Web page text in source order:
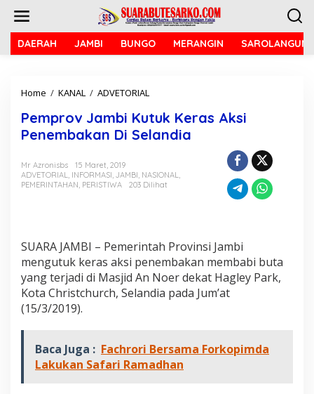
DAERAH JAMBI BUNGO MERANGIN SAROLANGUN
Home / KANAL / ADVETORIAL
m
p
r
J
K
u
t
u
k
a
s
A
Pemprov Jambi Kutuk Keras Aksi
Penembakan Di Selandia
Mr Azronisbs
15 Maret, 2019
ADVETORIAL, INFORMASI, JAMBI, NASIONAL,
PEMERINTAHAN, PERISTIWA 203 Dilihat
SUARA JAMBI – Pemerintah Provinsi Jambi
mengutuk keras aksi penembakan membabi buta
yang terjadi di Masjid An Noer dekat Hagley Park,
Kota Christchurch, Selandia pada Jum’at
(15/3/2019).
Baca Juga : Fachrori Bersama Forkopimda
Lakukan Safari Ramadhan